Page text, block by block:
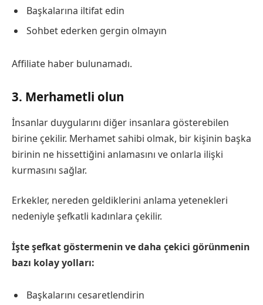
Başkalarına iltifat edin
Sohbet ederken gergin olmayın
Affiliate haber bulunamadı.
3. Merhametli olun
İnsanlar duygularını diğer insanlara gösterebilen
birine çekilir. Merhamet sahibi olmak, bir kişinin başka
birinin ne hissettiğini anlamasını ve onlarla ilişki
kurmasını sağlar.
Erkekler, nereden geldiklerini anlama yetenekleri
nedeniyle şefkatli kadınlara çekilir.
İşte şefkat göstermenin ve daha çekici görünmenin
bazı kolay yolları:
Başkalarını cesaretlendirin